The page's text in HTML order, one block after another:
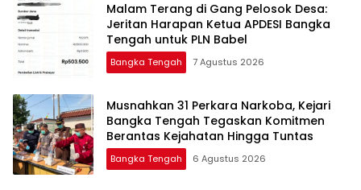
Malam Terang di Gang Pelosok Desa:
Jeritan Harapan Ketua APDESI Bangka
Tengah untuk PLN Babel
Bangka Tengah 7 Agustus 2026
Musnahkan 31 Perkara Narkoba, Kejari
Bangka Tengah Tegaskan Komitmen
Berantas Kejahatan Hingga Tuntas
Bangka Tengah 6 Agustus 2026